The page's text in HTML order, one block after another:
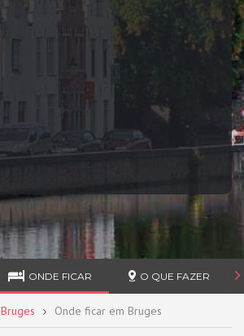
ONDE FICAR O QUE FAZER
Bruges Onde ficar em Bruges